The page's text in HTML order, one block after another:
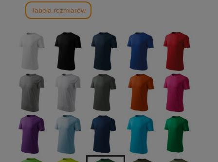
Tabela rozmiarów